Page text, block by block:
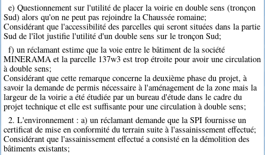
e) Questionnement sur l'utilité de placer la voirie en double sens (tronçon
Sud) alors qu'on ne peut pas rejoindre la Chaussée romaine;
Considérant que l'accessibilité des parcelles qui seront situées dans la partie
Sud de l'îlot justifie l'utilité d'un double sens sur le tronçon Sud;
f) un réclamant estime que la voie entre le bâtiment de la société
MINERAMA et la parcelle 137w3 est trop étroite pour avoir une circulation
à double sens;
Considérant que cette remarque concerne la deuxième phase du projet, à
savoir la demande de permis nécessaire à l'aménagement de la zone mais la
largeur de la voirie a été étudiée par un bureau d'étude dans le cadre du
projet technique et elle est suffisante pour une circulation à double sens;
2. L'environnement : a) un réclamant demande que la SPI fournisse un
certificat de mise en conformité du terrain suite à l'assainissement effectué;
Considérant que l'assainissement effectué a consisté en la démolition des
bâtiments existants;